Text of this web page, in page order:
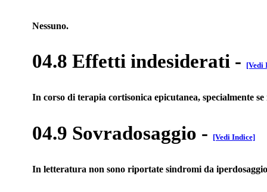
Nessuno.
04.8 Effetti indesiderati - [Vedi
In corso di terapia cortisonica epicutanea, specialmente
04.9 Sovradosaggio - [Vedi Indice]
In letteratura non sono riportate sindromi da